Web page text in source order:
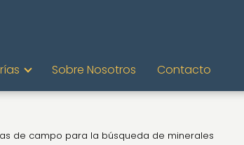
Sobre Nosotros Contacto
de campo para la búsqueda de minerales